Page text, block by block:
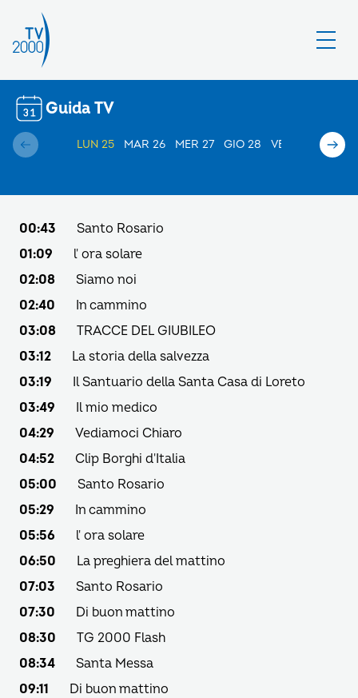
Guida TV
LUN 25 MAR 26 MER 27 GIO 28 VEN 29 SAB 30
00:43
Santo Rosario
01:09
l' ora solare
02:08
Siamo noi
02:40
In cammino
03:08
TRACCE DEL GIUBILEO
03:12
La storia della salvezza
03:19
Il Santuario della Santa Casa di Loreto
03:49
Il mio medico
04:29
Vediamoci Chiaro
04:52
Clip Borghi d'Italia
05:00
Santo Rosario
05:29
In cammino
05:56
l' ora solare
06:50
La preghiera del mattino
07:03
Santo Rosario
07:30
Di buon mattino
08:30
TG 2000 Flash
08:34
Santa Messa
09:11
Di buon mattino